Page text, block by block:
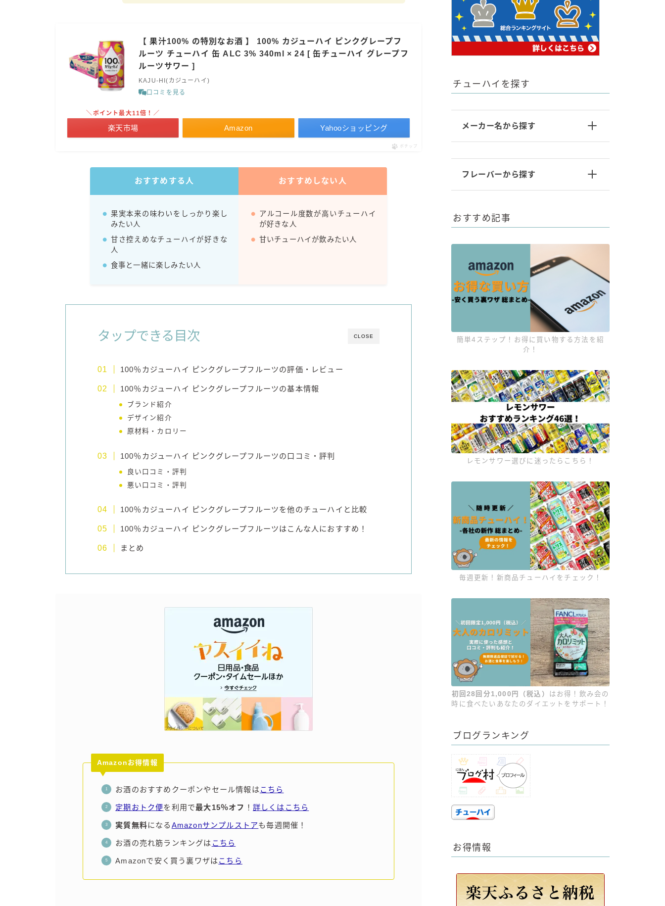
極上レモンサワー
WATTA
合同酒精
その他メーカー
【 果汁100% の特別なお酒 】 100% カジューハイ ピンクグレープフ
ルーツ チューハイ 缶 ALC 3% 340ml × 24 [ 缶チューハイ グレープフ
ルーツサワー ]
KAJU-HI(カジューハイ)
口コミを見る
Amazon
＼ポイント最大11倍！／
楽天市場 Yahooショッピング
ポチップ
おすすめする人 おすすめしない人
果実本来の味わいをしっかり楽し
みたい人
甘さ控えめなチューハイが好きな
人
食事と一緒に楽しみたい人
アルコール度数が高いチューハイ
が好きな人
甘いチューハイが飲みたい人
CLOSE
タップできる目次
100％カジューハイ ピンクグレープフルーツの評価・レビュー
100％カジューハイ ピンクグレープフルーツの基本情報
ブランド紹介
デザイン紹介
原材料・カロリー
100％カジューハイ ピンクグレープフルーツの口コミ・評判
良い口コミ・評判
悪い口コミ・評判
100％カジューハイ ピンクグレープフルーツを他のチューハイと比較
100％カジューハイ ピンクグレープフルーツはこんな人におすすめ！
まとめ
Amazonお得情報
お酒のおすすめクーポンやセール情報はこちら
定期おトク便を利用で最大15％オフ ！ 詳しくはこちら
実質無料になる Amazonサンプルストアも毎週開催！
お酒の売れ筋ランキングは こちら
Amazonで安く買う裏ワザはこちら
チューハイを探す
メーカー名から探す
フレーバーから探す
おすすめ記事
簡単4ステップ！お得に買い物する方法を紹
介！
レモンサワー選びに迷ったらこちら！
毎週更新！新商品チューハイをチェック！
初回28回分1,000円（税込） はお得！飲み会の
時に食べたいあなたのダイエットをサポート！
ブログランキング
お得情報